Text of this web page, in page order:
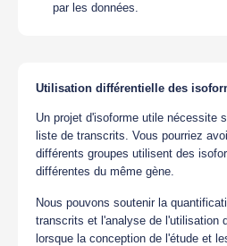
par les données.
Utilisation différentielle des
Un projet d'isoforme utile nécessite
liste de transcrits. Vous pourriez
différents groupes utilisent des
différentes du même gène.
Nous pouvons soutenir la
transcrits et l'analyse de l'utilisation
lorsque la conception de l'étude et